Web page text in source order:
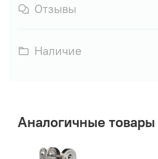
Отзывы
Наличие
Аналогичные товары